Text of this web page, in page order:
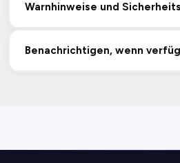
Warnhinweise und
Benachrichtigen, wenn